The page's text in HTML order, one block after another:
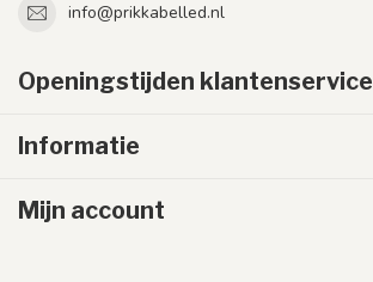
info@prikkabelled.nl
Openingstijden klantenservice
Informatie
Mijn account